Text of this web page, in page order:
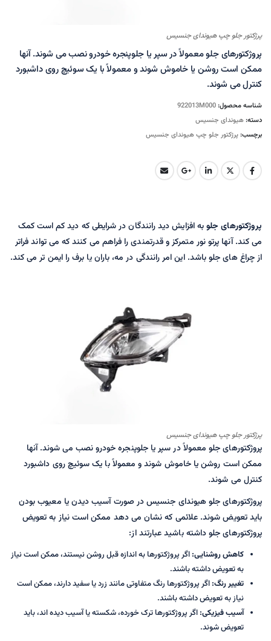
پرژکتور جلو چپ هیوندای جنسیس
پروژکتورهای جلو معمولاً در سپر یا جلوپنجره خودرو نصب می شوند. آنها
ممکن است روشن یا خاموش شوند و معمولاً با یک سوئیچ روی داشبورد
کنترل می شوند.
شناسه محصول:922013M000
دسته:هیوندای جنسیس
برچسب:پرژکتور جلو چپ هیوندای جنسیس
پروژکتورهای جلوبه افزایش دید رانندگان در شرایطی که دید کم است کمک
می کند. آنها پرتو نور متمرکز و قدرتمندی را فراهم می کنند که می تواند فراتر
از چراغ های جلو باشد. این امر رانندگی در مه، باران یا برف را ایمن تر می کند.
پرژکتور جلو چپ هیوندای جنسیس
پروژکتورهای جلو معمولاً در سپر یا جلوپنجره خودرو نصب می شوند. آنها
ممکن است روشن یا خاموش شوند و معمولاً با یک سوئیچ روی داشبورد
کنترل می شوند.
پروژکتورهای جلو هیوندای جنسیس در صورت آسیب دیدن یا معیوب بودن
باید تعویض شوند. علائمی که نشان می دهد ممکن است نیاز به تعویض
پروژکتورهای جلو داشته باشید عبارتند از:
کاهش روشنایی: اگر پروژکتورها به اندازه قبل روشن نیستند، ممکن است نیاز
به تعویض داشته باشند.
تغییر رنگ: اگر پروژکتورها رنگ متفاوتی مانند زرد یا سفید دارند، ممکن است
نیاز به تعویض داشته باشند.
آسیب فیزیکی: اگر پروژکتورها ترک خورده، شکسته یا آسیب دیده اند، باید
تعویض شوند.